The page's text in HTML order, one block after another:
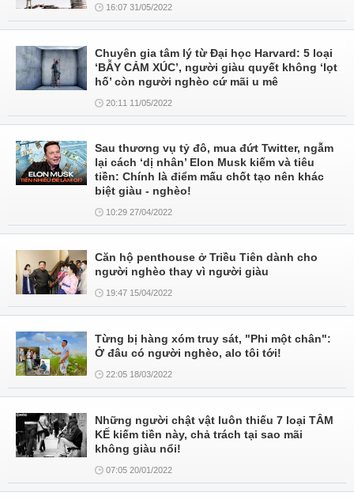
16:07 31/05/2022
Chuyên gia tâm lý từ Đại học Harvard: 5 loại
‘BẪY CẢM XÚC’, người giàu quyết không ‘lọt
hố’ còn người nghèo cứ mãi u mê
20:11 11/05/2022
Sau thương vụ tỷ đô, mua đứt Twitter, ngẫm
lại cách ‘dị nhân’ Elon Musk kiếm và tiêu
tiền: Chính là điểm mấu chốt tạo nên khác
biệt giàu - nghèo!
10:29 27/04/2022
Căn hộ penthouse ở Triều Tiên dành cho
người nghèo thay vì người giàu
19:47 15/04/2022
Từng bị hàng xóm truy sát, "Phi một chân":
Ở đâu có người nghèo, alo tôi tới!
22:05 18/03/2022
Những người chật vật luôn thiếu 7 loại TÂM
KẾ kiếm tiền này, chả trách tại sao mãi
không giàu nổi!
07:05 20/01/2022